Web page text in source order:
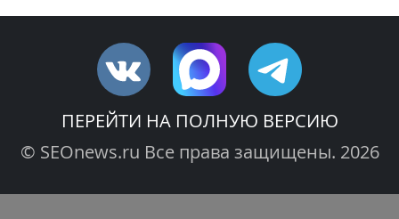
ПЕРЕЙТИ НА ПОЛНУЮ ВЕРСИЮ
© SEOnews.ru Все права защищены. 2026